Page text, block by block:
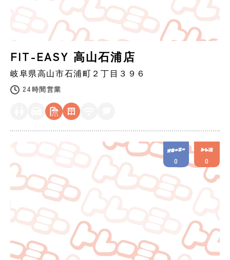
FIT-EASY 高山石浦店
岐阜県高山市石浦町２丁目３９６
24時間営業
0 0